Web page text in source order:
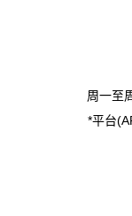
周一至
*平台